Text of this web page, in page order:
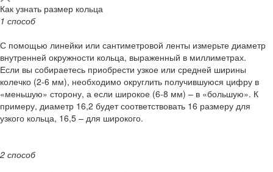
Как узнать размер кольца
1 способ
С помощью линейки или сантиметровой ленты измерьте диаметр
внутренней окружности кольца, выраженный в миллиметрах.
Если вы собираетесь приобрести узкое или средней ширины
колечко (2-6 мм), необходимо округлить получившуюся цифру в
«меньшую» сторону, а если широкое (6-8 мм) – в «большую». К
примеру, диаметр 16,2 будет соответствовать 16 размеру для
узкого кольца, 16,5 – для широкого.
2 способ